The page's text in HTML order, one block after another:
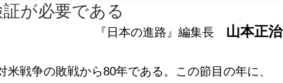
が必要である
『日本の進路』編集長 山本正治
戦争の敗戦から80年である。この節目の年に、